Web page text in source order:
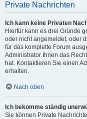
Private Nachrichten
Ich kann keine Privaten
Hierfür kann es drei Gründe
oder nicht angemeldet, oder
für das komplette Forum
Administrator Ihnen das
hat. Kontaktieren Sie einen
erhalten.
Nach oben
Ich bekomme ständig
Sie können Private